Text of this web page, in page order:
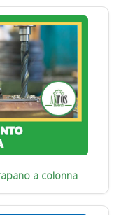
a colonna